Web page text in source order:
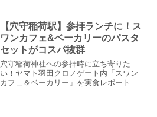
らにお土産処で買える限定品や、手水舎
で拝受できる無料の「御製カード」につ
いても詳しくご紹介します。
【穴守稲荷駅】参拝ランチに！ス
ワンカフェ&ベーカリーのパスタ
セットがコスパ抜群
穴守稲荷神社への参拝時に立ち寄りた
い！ヤマト羽田クロノゲート内「スワン
カフェ＆ベーカリー」を実食レポート。